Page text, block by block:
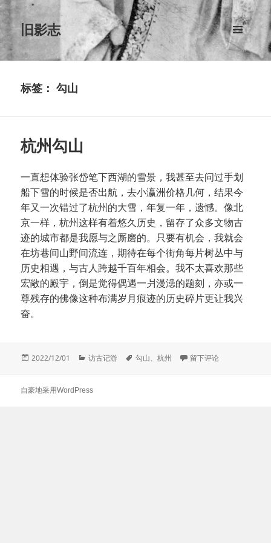
旧影志
菜单和
挂件
标签：勾山
杭州勾山
一直想体验张岱笔下西湖的雪景，我甚至去问过手划
船下雪的时候是否出航，去小瀛洲价格几何，结果今
年又一次错过了杭州的大雪，年复一年，遗憾。像北
京一样，杭州这样有着悠久历史，留存了众多文物古
迹的城市都是我愿与之厮磨的。只要有机会，我就会
在坊巷间山野间流连，期待在每个街角每片树丛中与
历史相遇，与古人跨越千百年相会。我不太喜欢那些
宏敞的殿宇，倒是觉得偶遇一爿漫漶的题刻，亦或一
尊残存的佛像这种布满岁月痕迹的历史碎片更让我兴
奋。
发
2022/12/01
分
访古记游
标
勾山、杭州 于杭州勾山
留下评论
自豪地采用WordPress